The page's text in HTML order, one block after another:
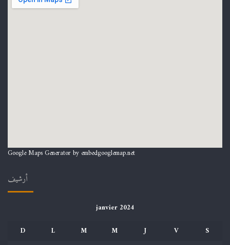
Google Maps Generator by embedgooglemap.net
أرشيف
janvier 2024
D
L M M J V
S